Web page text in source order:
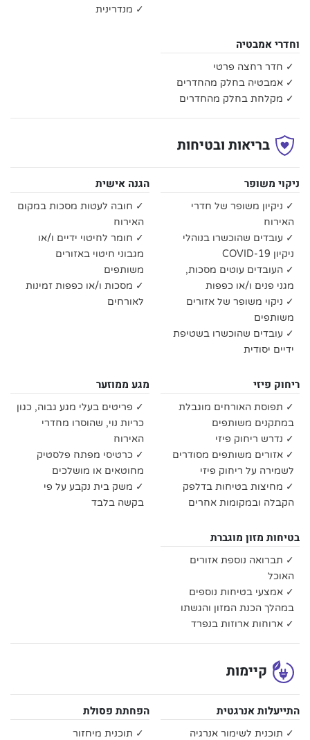
✓ מנדרינית
וחדרי אמבטיה
✓ חדר רחצה פרטי
✓ אמבטיה בחלק מהחדרים
✓ מקלחת בחלק מהחדרים
בריאות ובטיחות
ניקוי משופר
✓ ניקיון משופר של חדרי
האירוח
✓ עובדים שהוכשרו בנוהלי
ניקיון COVID-19
✓ העובדים עוטים מסכות,
מגני פנים ו/או כפפות
✓ ניקוי משופר של אזורים
משותפים
✓ עובדים שהוכשרו בשטיפת
ידיים יסודית
הגנה אישית
✓ חובה לעטות מסכות במקום
האירוח
✓ חומר לחיטוי ידיים ו/או
מגבוני חיטוי באזורים
משותפים
✓ מסכות ו/או כפפות זמינות
לאורחים
ריחוק פיזי
✓ תפוסת האורחים מוגבלת
במתקנים משותפים
✓ נדרש ריחוק פיזי
✓ אזורים משותפים מסודרים
לשמירה על ריחוק פיזי
✓ מחיצות בטיחות בדלפק
הקבלה ובמקומות אחרים
מגע ממוזער
✓ פריטים בעלי מגע גבוה, כגון
כריות נוי, שהוסרו מחדרי
האירוח
✓ כרטיסי מפתח פלסטיק
מחוטאים או מושלכים
✓ משק בית נקבע על פי
בקשה בלבד
בטיחות מזון מוגברת
✓ תברואה נוספת אזורים
האוכל
✓ אמצעי בטיחות נוספים
במהלך הכנת המזון והגשתו
✓ ארוחות ארוזות בנפרד
קיימות
התייעלות אנרגטית
✓ תוכנית לשימור אנרגיה
הפחתת פסולת
✓ תוכנית מיחזור